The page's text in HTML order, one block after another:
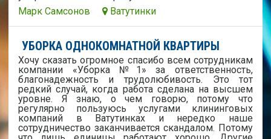
Марк Самсонов
Ватутинки
УБОРКА ОДНОКОМНАТНОЙ КВАРТИРЫ
Хочу сказать огромное спасибо всем сотрудникам
компании «Уборка №1» за ответственность,
благонадежность и трудолюбивость. Это тот
редкий случай, когда работа сделана на высшем
уровне. Я знаю, о чем говорю, потому что
регулярно пользуюсь услугами клининговых
компаний в Ватутинках и нередко наше
сотрудничество заканчивается скандалом. Потому